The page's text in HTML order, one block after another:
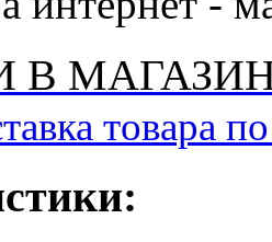
В
товара